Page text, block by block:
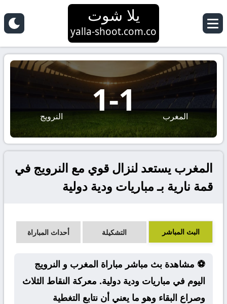
يلا شوت
yalla-shoot.com.co
المغرب 1
-
1 النرويج
المغرب يستعد لنزال قوي مع النرويج في
قمة نارية بـ مباريات ودية دولية
البث المباشر التشكيلة أحداث المباراة
⚽ مشاهدة بث مباشر مباراة المغرب و النرويج
اليوم في مباريات ودية دولية. معركة النقاط الثلاث
وصراع البقاء وهو ما يعني أن نتابع التغطية